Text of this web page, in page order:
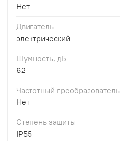
Нет
Двигатель
электрический
Шумность, дБ
62
Частотный преобразователь
Нет
Степень защиты
IP55